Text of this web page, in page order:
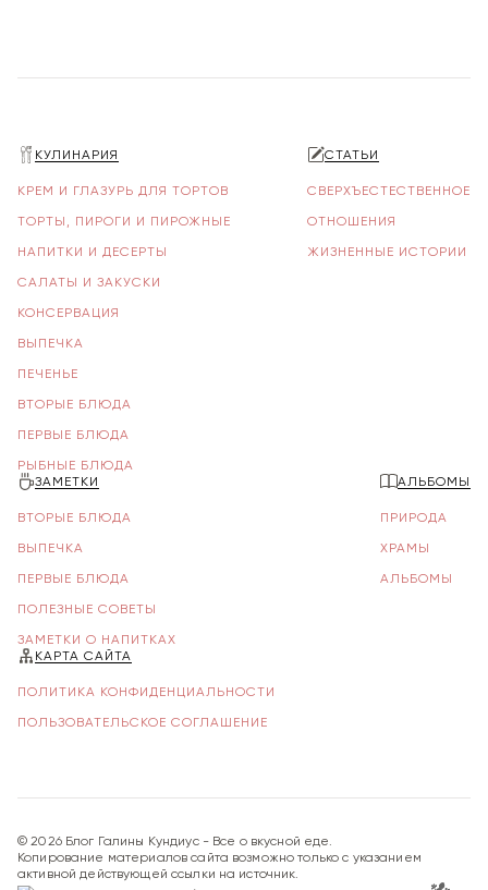
КУЛИНАРИЯ
КРЕМ И ГЛАЗУРЬ ДЛЯ ТОРТОВ
ТОРТЫ, ПИРОГИ И ПИРОЖНЫЕ
НАПИТКИ И ДЕСЕРТЫ
САЛАТЫ И ЗАКУСКИ
КОНСЕРВАЦИЯ
ВЫПЕЧКА
ПЕЧЕНЬЕ
ВТОРЫЕ БЛЮДА
ПЕРВЫЕ БЛЮДА
РЫБНЫЕ БЛЮДА
СТАТЬИ
СВЕРХЪЕСТЕСТВЕННОЕ
ОТНОШЕНИЯ
ЖИЗНЕННЫЕ ИСТОРИИ
ЗАМЕТКИ
ВТОРЫЕ БЛЮДА
ВЫПЕЧКА
ПЕРВЫЕ БЛЮДА
ПОЛЕЗНЫЕ СОВЕТЫ
ЗАМЕТКИ О НАПИТКАХ
АЛЬБОМЫ
ПРИРОДА
ХРАМЫ
АЛЬБОМЫ
КАРТА САЙТА
ПОЛИТИКА КОНФИДЕНЦИАЛЬНОСТИ
ПОЛЬЗОВАТЕЛЬСКОЕ СОГЛАШЕНИЕ
©2026Блог Галины Кундиус - Все о вкусной еде.
Копирование материалов сайта возможно только с указанием
активной действующей ссылки на источник.